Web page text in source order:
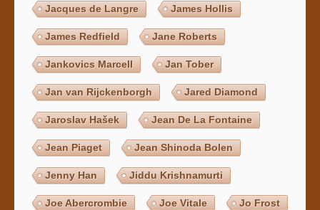
Jacques de Langre James Hollis
James Redfield Jane Roberts
Jankovics Marcell Jan Tober
Jan van Rijckenborgh Jared Diamond
Jaroslav Hašek Jean De La Fontaine
Jean Piaget Jean Shinoda Bolen
Jenny Han Jiddu Krishnamurti
Joe Abercrombie Joe Vitale Jo Frost